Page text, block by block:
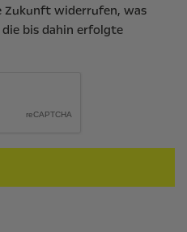
widerrufen, was
bis dahin erfolgte